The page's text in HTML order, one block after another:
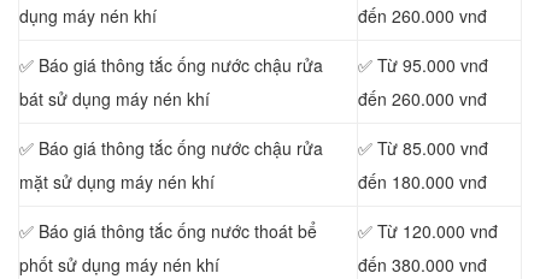
dụng máy nén khí
đến 260.000 vnđ
✅ Báo giá thông tắc ống nước chậu rửa
bát sử dụng máy nén khí
✅ Từ 95.000 vnđ
đến 260.000 vnđ
✅ Báo giá thông tắc ống nước chậu rửa
mặt sử dụng máy nén khí
✅ Từ 85.000 vnđ
đến 180.000 vnđ
✅ Báo giá thông tắc ống nước thoát bể
phốt sử dụng máy nén khí
✅ Từ 120.000 vnđ
đến 380.000 vnđ